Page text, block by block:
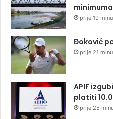
minimuma
prije 19
Đoković
prije 21
APIF
platiti
prije 25